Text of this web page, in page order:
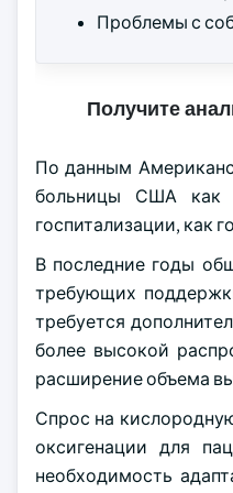
Проблемы с
Получите
По данным
больницы США как
госпитализации, как
В последние годы
требующих
требуется
более высокой
расширение объема
Спрос на
оксигенации для
необходимость